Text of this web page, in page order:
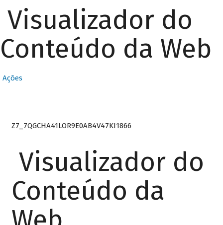
Visualizador do
Conteúdo da Web
Ações
Z7_7QGCHA41LOR9E0AB4V47KI1866
Visualizador do
Conteúdo da